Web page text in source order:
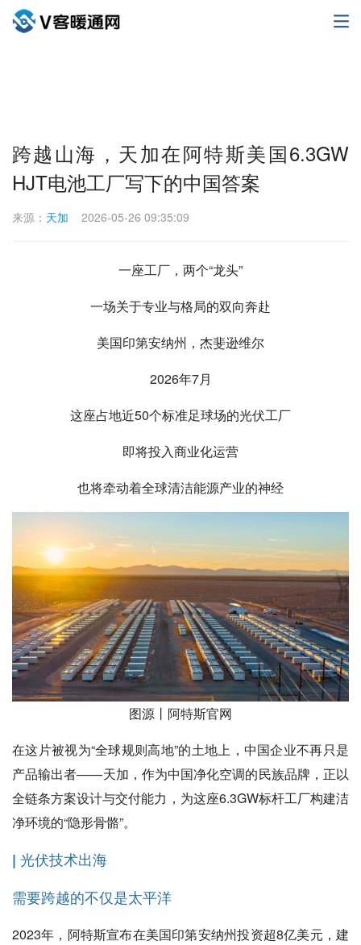
跨越山海，天加在阿特斯美国6.3GW
HJT电池工厂写下的中国答案
来源： 天加 2026-05-26 09:35:09
一座工厂，两个“龙头”
一场关于专业与格局的双向奔赴
美国印第安纳州，杰斐逊维尔
2026年7月
这座占地近50个标准足球场的光伏工厂
即将投入商业化运营
也将牵动着全球清洁能源产业的神经
图源丨阿特斯官网
在这片被视为“全球规则高地”的土地上，中国企业不再只是
产品输出者——天加，作为中国净化空调的民族品牌，正以
全链条方案设计与交付能力，为这座6.3GW标杆工厂构建洁
净环境的“隐形骨骼”。
| 光伏技术出海
需要跨越的不仅是太平洋
2023年，阿特斯宣布在美国印第安纳州投资超8亿美元，建